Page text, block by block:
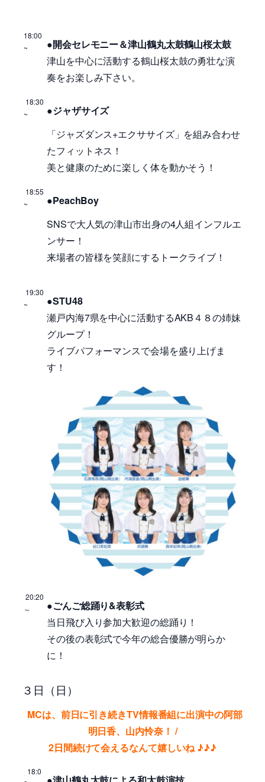
18:00
~
●開会セレモニー＆津山鶴丸太鼓鶴山桜太鼓
津山を中心に活動する鶴山桜太鼓の勇壮な演
奏をお楽しみ下さい。
18:30
~
●ジャザサイズ
「ジャズダンス+エクササイズ」を組み合わせ
たフィットネス！
美と健康のために楽しく体を動かそう！
18:55
~
●PeachBoy
SNSで大人気の津山市出身の4人組インフルエ
ンサー！
来場者の皆様を笑顔にするトークライブ！
19:30
~
●STU48
瀬戸内海7県を中心に活動するAKB４８の姉妹
グループ！
ライブパフォーマンスで会場を盛り上げま
す！
20:20
～
●ごんご総踊り&表彰式
当日飛び入り参加大歓迎の総踊り！
その後の表彰式で今年の総合優勝が明らか
に！
３日（日）
MCは、前日に引き続きTV情報番組に出演中の阿部
明日香、山内怜奈！ /
2日間続けて会えるなんて嬉しいね♪♪♪
18:0